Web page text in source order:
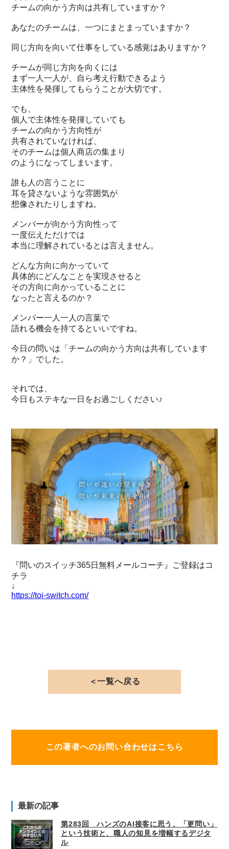
チームの向かう方向は共有していますか？
あなたのチームは、一つにまとまっていますか？
同じ方向を向いて仕事をしている感覚はありますか？
チームが同じ方向を向くには
まず一人一人が、自ら考え行動できるよう
主体性を発揮してもらうことが大切です。
でも、
個人で主体性を発揮していても
チームの向かう方向性が
共有されていなければ、
そのチームは個人商店の集まり
のようになってしまいます。
誰も人の言うことに
耳を貸さないような雰囲気が
想像されたりしますね。
メンバーが向かう方向性って
一度伝えただけでは
本当に理解されているとは言えません。
どんな方向に向かっていて
具体的にどんなことを実現させると
その方向に向かっていることに
なったと言えるのか？
メンバー一人一人の言葉で
語れる機会を持てるといいですね。
今日の問いは「チームの向かう方向は共有しています
か？」でした。
それでは、
今日もステキな一日をお過ごしください♪
『問いのスイッチ365日無料メールコーチ』ご登録はコ
チラ
↓
https://toi-switch.com/
＜一覧へ戻る
この著者へのお問い合わせはこちら
最新の記事
第283回 ハンズのAI接客に思う、「更問い」
という技術と、職人の知見を増幅するデジタ
ル